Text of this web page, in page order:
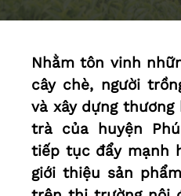
Nhằm tôn vinh
cây chè, người
và xây dựng
trà của huyện
tiếp tục đẩy mạnh
giới thiệu sản